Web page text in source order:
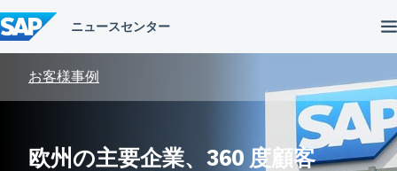
ン
テ
ン
お客様事例
欧州の主要企業、360 度顧客